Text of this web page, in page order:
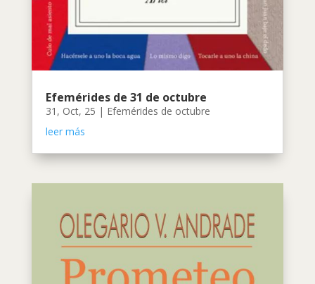
Efemérides de 31 de octubre
31, Oct, 25 | Efemérides de octubre
leer más